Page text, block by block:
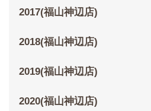
2017(福山神辺店)
2018(福山神辺店)
2019(福山神辺店)
2020(福山神辺店)